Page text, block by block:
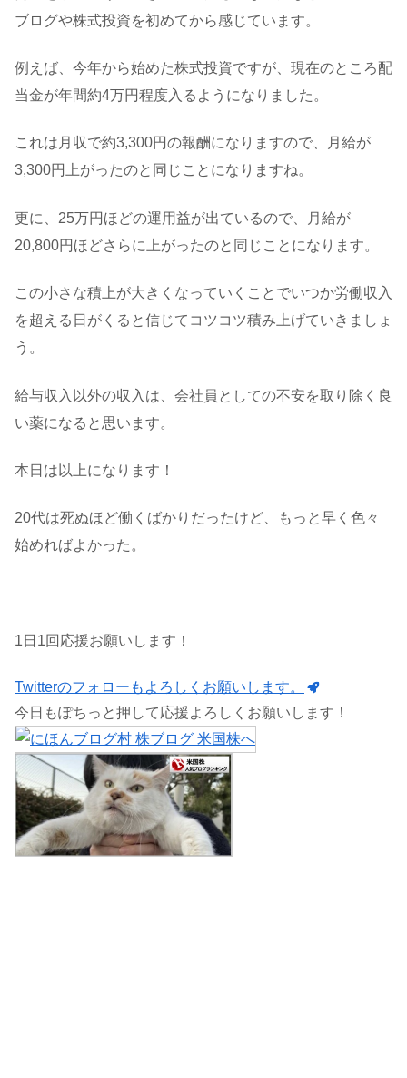
ブログや株式投資を初めてから感じています。
例えば、今年から始めた株式投資ですが、現在のところ配
当金が年間約4万円程度入るようになりました。
これは月収で約3,300円の報酬になりますので、月給が
3,300円上がったのと同じことになりますね。
更に、25万円ほどの運用益が出ているので、月給が
20,800円ほどさらに上がったのと同じことになります。
この小さな積上が大きくなっていくことでいつか労働収入
を超える日がくると信じてコツコツ積み上げていきましょ
う。
給与収入以外の収入は、会社員としての不安を取り除く良
い薬になると思います。
本日は以上になります！
20代は死ぬほど働くばかりだったけど、もっと早く色々
始めればよかった。
1日1回応援お願いします！
Twitterのフォローもよろしくお願いします。
今日もぽちっと押して応援よろしくお願いします！